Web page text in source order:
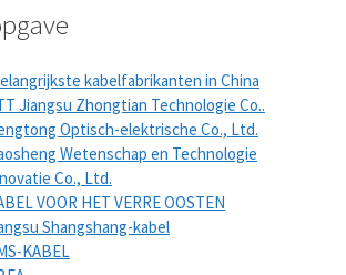
kabelfabrikanten in China
Jiangsu Zhongtian Technologie Co..
Optisch-elektrische Co., Ltd.
Wetenschap en Technologie
Co., Ltd.
VOOR HET VERRE OOSTEN
Shangshang-kabel
KABEL